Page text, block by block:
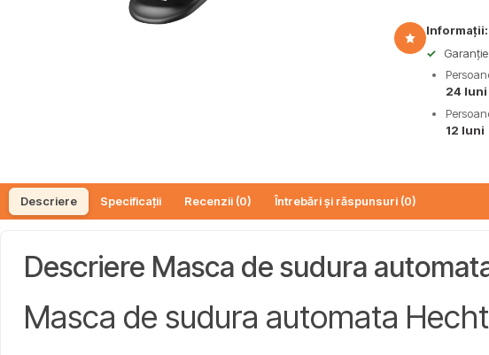
Informații:
✓
24 luni
12 luni
Descriere Specificații Recenzii (0) Întrebări și răspunsuri (0)
Descriere Masca de sudura
Masca de sudura automata